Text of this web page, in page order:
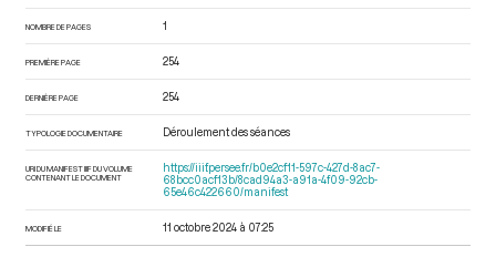
NOMBRE DE PAGES 1
PREMIÈRE PAGE 254
DERNIÈRE PAGE 254
TYPOLOGIE DOCUMENTAIRE Déroulement des séances
URI DU MANIFEST IIIF DU VOLUME
CONTENANT LE DOCUMENT
https://iiif.persee.fr/b0e2cf11-597c-427d-8ac7-
68bcc0acf13b/8cad94a3-a91a-4f09-92cb-
65e46c422660/manifest
MODIFIÉ LE 11 octobre 2024 à 07:25